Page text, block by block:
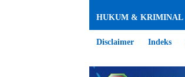
HUKUM & KRIMINAL
Disclaimer Indeks